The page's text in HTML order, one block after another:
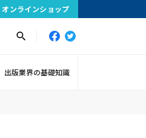
オンラインショップ
出版業界の基礎知識